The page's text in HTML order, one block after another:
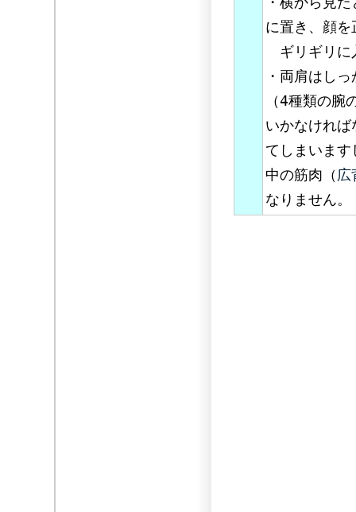
に置き、顔
ギリギリに
・両肩はし
（4種類の腕
いかなけれ
てしまいま
中の筋肉（ 広
なりません。